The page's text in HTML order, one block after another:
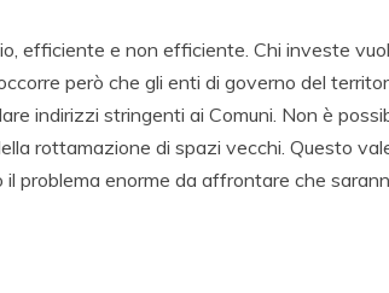
efficiente e non efficiente. Chi investe
però che gli enti di governo del
indirizzi stringenti ai Comuni. Non è
rottamazione di spazi vecchi. Questo
problema enorme da affrontare che